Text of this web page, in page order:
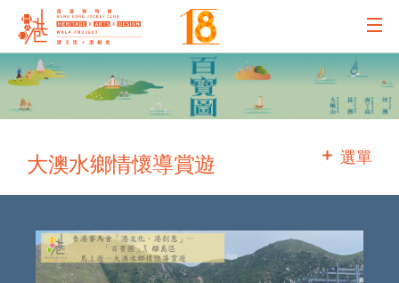
主辦機構
主要贊助
選單
大澳水鄉情懷導賞遊